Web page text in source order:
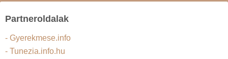
Partneroldalak
- Gyerekmese.info
- Tunezia.info.hu